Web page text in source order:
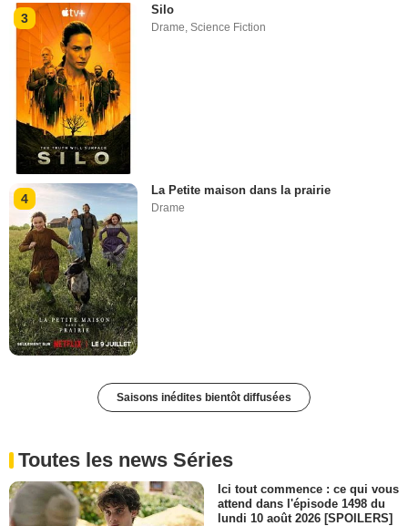
3
Silo
Drame,Science Fiction
4
La Petite maison dans la prairie
Drame
Saisons inédites bientôt diffusées
Toutes les news Séries
Ici tout commence : ce qui vous
attend dans l'épisode 1498 du
lundi 10 août 2026 [SPOILERS]